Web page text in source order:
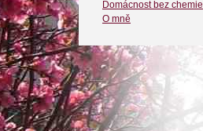
Domácnost bez chemie
O mně